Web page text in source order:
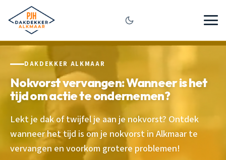
DAKDEKKER ALKMAAR
Nokvorst vervangen: Wanneer is het
tijd om actie te ondernemen?
Lekt je dak of twijfel je aan je nokvorst? Ontdek
wanneer het tijd is om je nokvorst in Alkmaar te
vervangen en voorkom grotere problemen!